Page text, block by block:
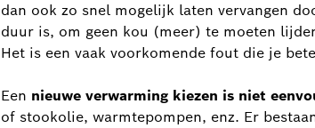
dan ook zo snel mogelijk laten vervangen
duur is, om geen kou (meer) te moeten
Het is een vaak voorkomende fout die je
Een nieuwe verwarming kiezen is niet
of stookolie, warmtepompen, enz. Er